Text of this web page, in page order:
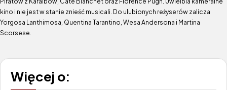
kino i nie jest w stanie znieść musicali. Do ulubionych reżyserów zalicza
Yorgosa Lanthimosa, Quentina Tarantino, Wesa Andersona i Martina
Scorsese.
Więcej o: